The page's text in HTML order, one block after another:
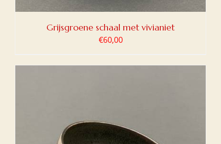
Grijsgroene schaal met vivianiet
€60,00